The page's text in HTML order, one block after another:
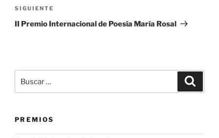
Siguiente
entrada
SIGUIENTE
II Premio Internacional de Poesía María Rosal
por:
PREMIOS